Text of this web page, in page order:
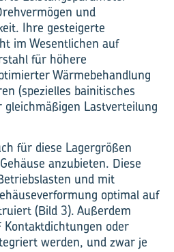
und
Ihre gesteigerte
im Wesentlichen auf
für höhere
Wärmebehandlung
(spezielles bainitisches
Lastverteilung
für diese Lagergrößen
anzubieten. Diese
und mit
optimal auf
(Bild 3). Außerdem
Kontaktdichtungen oder
werden, und zwar je